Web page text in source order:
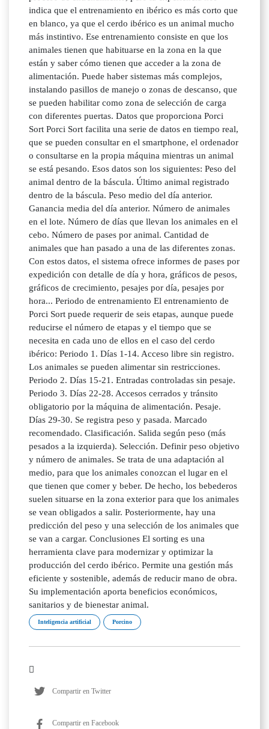
indica que el entrenamiento en ibérico es más corto que
en blanco, ya que el cerdo ibérico es un animal mucho
más instintivo. Ese entrenamiento consiste en que los
animales tienen que habituarse en la zona en la que
están y saber cómo tienen que acceder a la zona de
alimentación. Puede haber sistemas más complejos,
instalando pasillos de manejo o zonas de descanso, que
se pueden habilitar como zona de selección de carga
con diferentes puertas. Datos que proporciona Porci
Sort Porci Sort facilita una serie de datos en tiempo real,
que se pueden consultar en el smartphone, el ordenador
o consultarse en la propia máquina mientras un animal
se está pesando. Esos datos son los siguientes: Peso del
animal dentro de la báscula. Último animal registrado
dentro de la báscula. Peso medio del día anterior.
Ganancia media del día anterior. Número de animales
en el lote. Número de días que llevan los animales en el
cebo. Número de pases por animal. Cantidad de
animales que han pasado a una de las diferentes zonas.
Con estos datos, el sistema ofrece informes de pases por
expedición con detalle de día y hora, gráficos de pesos,
gráficos de crecimiento, pesajes por día, pesajes por
hora... Periodo de entrenamiento El entrenamiento de
Porci Sort puede requerir de seis etapas, aunque puede
reducirse el número de etapas y el tiempo que se
necesita en cada uno de ellos en el caso del cerdo
ibérico: Periodo 1. Días 1-14. Acceso libre sin registro.
Los animales se pueden alimentar sin restricciones.
Periodo 2. Días 15-21. Entradas controladas sin pesaje.
Periodo 3. Días 22-28. Accesos cerrados y tránsito
obligatorio por la máquina de alimentación. Pesaje.
Días 29-30. Se registra peso y pasada. Marcado
recomendado. Clasificación. Salida según peso (más
pesados a la izquierda). Selección. Definir peso objetivo
y número de animales. Se trata de una adaptación al
medio, para que los animales conozcan el lugar en el
que tienen que comer y beber. De hecho, los bebederos
suelen situarse en la zona exterior para que los animales
se vean obligados a salir. Posteriormente, hay una
predicción del peso y una selección de los animales que
se van a cargar. Conclusiones El sorting es una
herramienta clave para modernizar y optimizar la
producción del cerdo ibérico. Permite una gestión más
eficiente y sostenible, además de reducir mano de obra.
Su implementación aporta beneficios económicos,
sanitarios y de bienestar animal.
Inteligencia artificial Porcino
Compartir en Twitter
Compartir en Facebook